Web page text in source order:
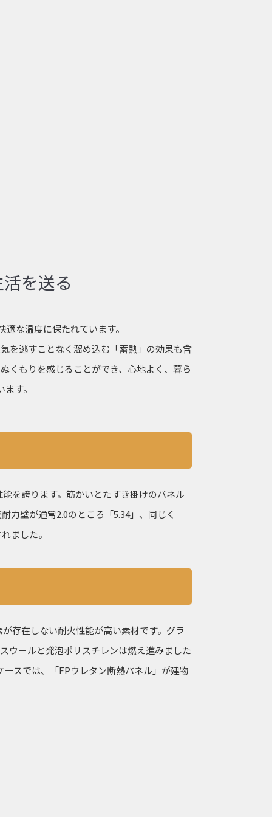
を送る
な温度に保たれています。
を逃すことなく溜め込む「蓄熱」の効果も含
くもりを感じることができ、心地よく、暮ら
す。
を誇ります。筋かいとたすき掛けのパネル
力壁が通常2.0のところ「5.34」、同じく
ました。
存在しない耐火性能が高い素材です。グラ
ウールと発泡ポリスチレンは燃え進みました
スでは、「FPウレタン断熱パネル」が建物